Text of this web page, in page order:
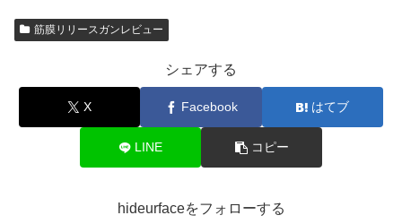
筋膜リリースガンレビュー
シェアする
X Facebook はてブ
LINE コピー
hideurfaceをフォローする